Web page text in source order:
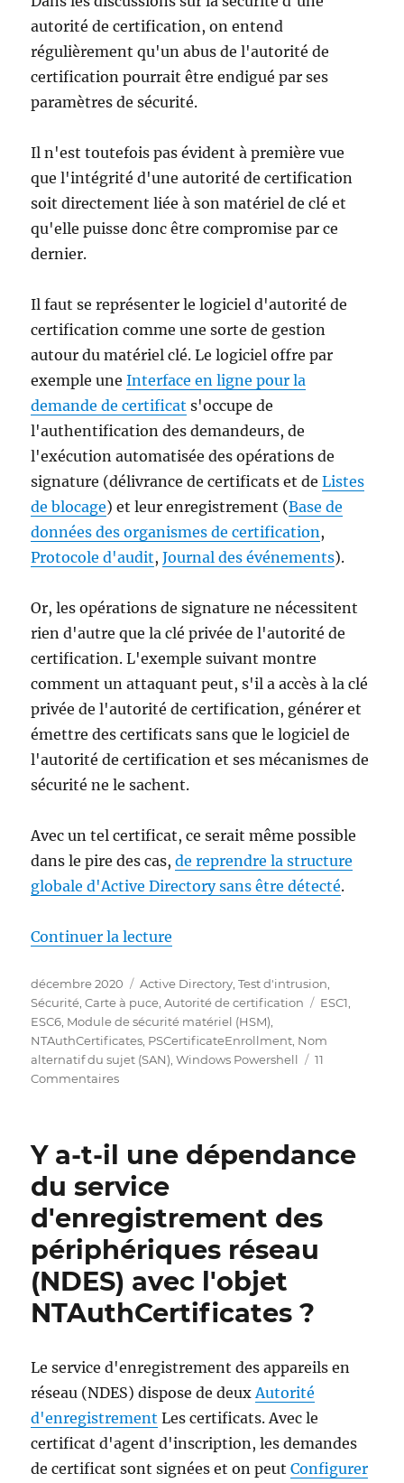
mit
der
chain
correctly,
but
one
certificates
not
trusted
the
0x800b0112
autorité de certification, on entend
régulièrement qu'un abus de l'autorité de
certification pourrait être endigué par ses
paramètres de sécurité.
Il n'est toutefois pas évident à première vue
que l'intégrité d'une autorité de certification
soit directement liée à son matériel de clé et
qu'elle puisse donc être compromise par ce
dernier.
Il faut se représenter le logiciel d'autorité de
certification comme une sorte de gestion
autour du matériel clé. Le logiciel offre par
exemple uneInterface en ligne pour la
demande de certificat s'occupe de
l'authentification des demandeurs, de
l'exécution automatisée des opérations de
signature (délivrance de certificats et deListes
de blocage) et leur enregistrement (Base de
données des organismes de certification ,
Protocole d'audit,Journal des événements).
Or, les opérations de signature ne nécessitent
rien d'autre que la clé privée de l'autorité de
certification. L'exemple suivant montre
comment un attaquant peut, s'il a accès à la clé
privée de l'autorité de certification, générer et
émettre des certificats sans que le logiciel de
l'autorité de certification et ses mécanismes de
sécurité ne le sachent.
Avec un tel certificat, ce serait même possible
dans le pire des cas,de reprendre la structure
globale d'Active Directory sans être détecté.
Continuer la lecture
Publié
le
décembre 2020 Catégories
Active Directory ,Test d'intrusion
Sécurité ,Carte à puce ,Autorité de certification Étiquettes
ESC1
ESC6 Module de sécurité matériel (HSM)
NTAuthCertificates PSCertificateEnrollment Nom
alternatif du sujet (SAN) ,Windows Powershell
11
Commentairessur
unter
Umgehung
der
Zertifizierungsstelle
Y a-t-il une dépendance
du service
d'enregistrement des
périphériques réseau
(NDES) avec l'objet
NTAuthCertificates ?
Le service d'enregistrement des appareils en
réseau (NDES) dispose de deux Autorité
d'enregistrement Les certificats. Avec le
certificat d'agent d'inscription, les demandes
de certificat sont signées et on peutConfigurer